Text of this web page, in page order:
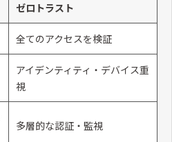
ゼロトラスト
全てのアクセスを検証
アイデンティティ・デバイス重
視
多層的な認証・監視